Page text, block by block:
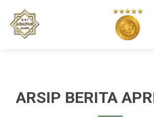
ARSIP BERITA